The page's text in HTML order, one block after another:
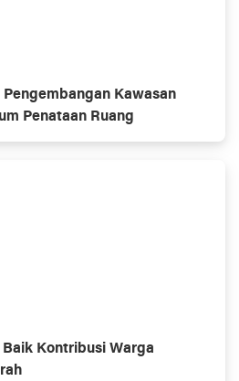
Pengembangan Kawasan
Penataan Ruang
Kontribusi Warga